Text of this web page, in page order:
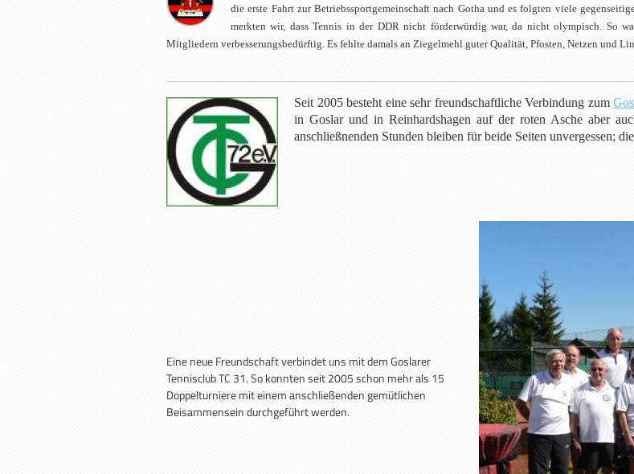
die erste Fahrt zur Betriebssportgemeinschaft nach Gotha und es folgten viele
merkten wir, dass Tennis in der DDR nicht förderwürdig war, da nicht olympisch. So
Mitgliedern verbesserungsbedürftig. Es fehlte damals an Ziegelmehl guter Qualität, Pfosten, Netzen und
Seit 2005 besteht eine sehr freundschaftliche Verbindung zum
in Goslar und in Reinhardshagen auf der roten Asche aber
anschließnenden Stunden bleiben für beide Seiten unvergessen;
Eine neue Freundschaft verbindet uns mit dem Goslarer
Tennisclub TC 31. So konnten seit 2005 schon mehr als 15
Doppelturniere mit einem anschließenden gemütlichen
Beisammensein durchgeführt werden.